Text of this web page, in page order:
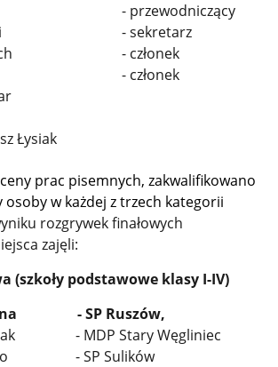
Łysiak
- przewodniczący
- sekretarz
- członek
- członek
prac pisemnych, zakwalifikowano
osoby w każdej z trzech kategorii
rozgrywek finałowych
zajęli:
(szkoły podstawowe klasy I-IV)
- SP Ruszów,
- MDP Stary Węgliniec
- SP Sulików